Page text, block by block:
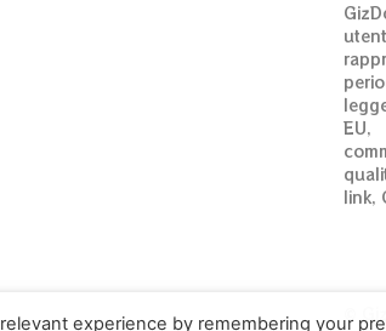
EU,
link,
©
experience by remembering your